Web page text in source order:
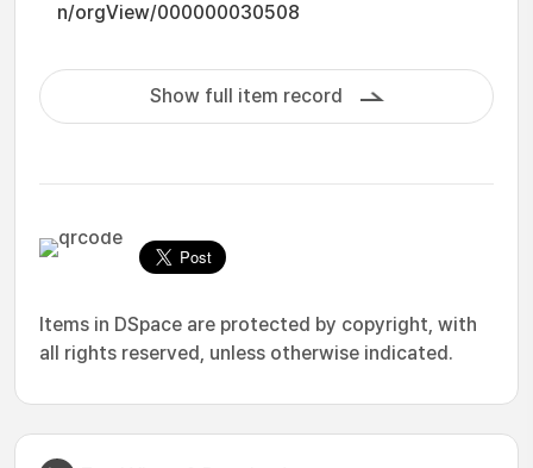
n/orgView/000000030508
Show full item record
Items in DSpace are protected by copyright, with
all rights reserved, unless otherwise indicated.